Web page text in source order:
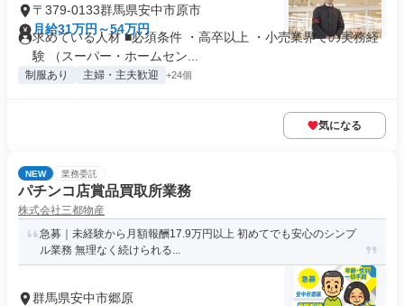
〒379-0133群馬県安中市原市
月給31万円～54万円
求めている人材 ■必須条件 ・高卒以上 ・小売業界での実務経
験 （スーパー・ホームセン...
制服あり 主婦・主夫歓迎 +24個
気になる
NEW 業務委託
パチンコ店賞品買取所業務
株式会社三都物産
急募｜未経験から月額報酬17.9万円以上 初めてでも安心のシンプ
ル業務 無理なく続けられる...
群馬県安中市郷原